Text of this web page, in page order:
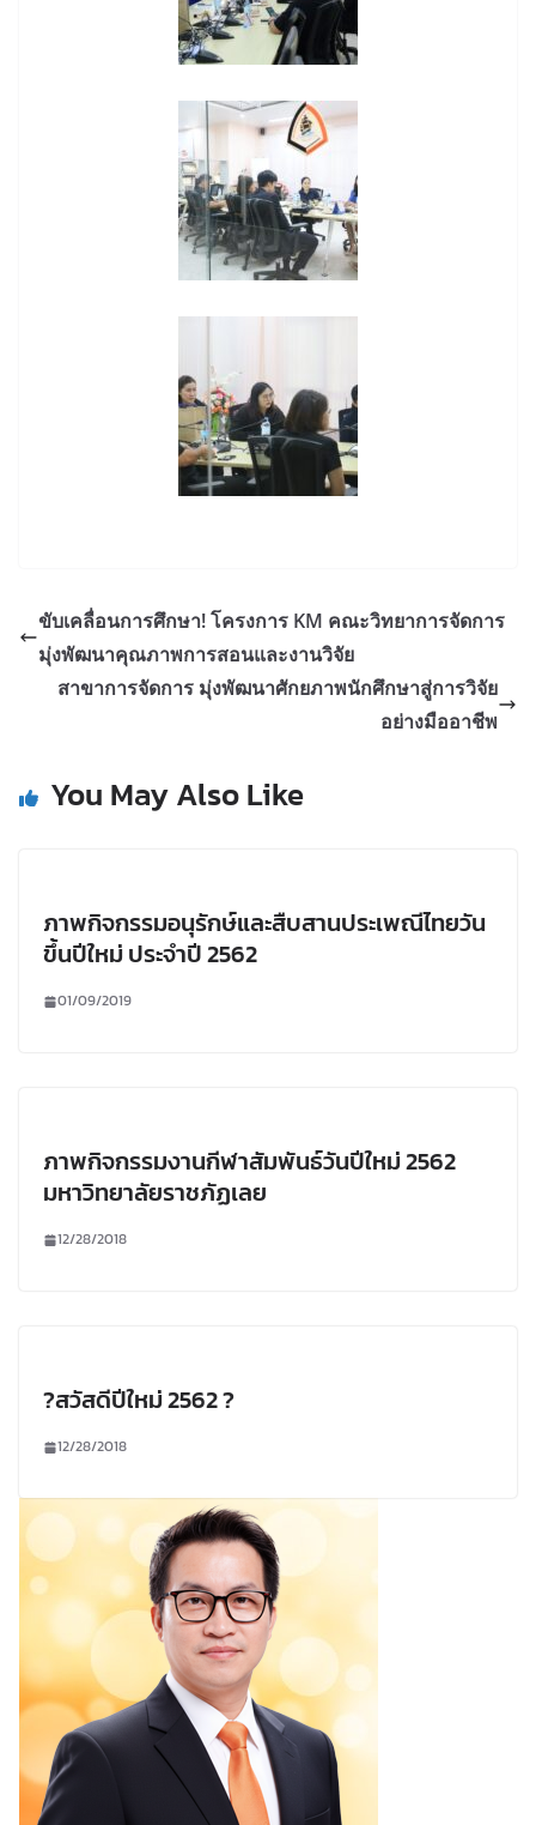
ขับเคลื่อนการศึกษา! โครงการ KM คณะวิทยาการจัดการ
มุ่งพัฒนาคุณภาพการสอนและงานวิจัย
สาขาการจัดการ มุ่งพัฒนาศักยภาพนักศึกษาสู่การวิจัย
อย่างมืออาชีพ
You May Also Like
ภาพกิจกรรมอนุรักษ์และสืบสานประเพณีไทยวัน
ขึ้นปีใหม่ ประจำปี 2562
01/09/2019
ภาพกิจกรรมงานกีฬาสัมพันธ์วันปีใหม่ 2562
มหาวิทยาลัยราชภัฏเลย
12/28/2018
?สวัสดีปีใหม่ 2562 ?
12/28/2018